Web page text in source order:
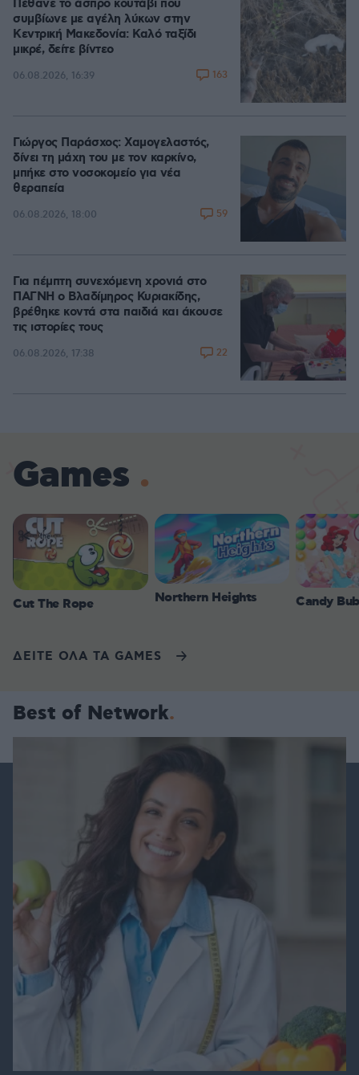
Πέθανε το άσπρο κουτάβι που
συμβίωνε με αγέλη λύκων στην
Κεντρική Μακεδονία: Καλό ταξίδι
μικρέ, δείτε βίντεο
06.08.2026, 16:39 163
Γιώργος Παράσχος: Χαμογελαστός,
δίνει τη μάχη του με τον καρκίνο,
μπήκε στο νοσοκομείο για νέα
θεραπεία
06.08.2026, 18:00 59
Για πέμπτη συνεχόμενη χρονιά στο
ΠΑΓΝΗ ο Βλαδίμηρος Κυριακίδης,
βρέθηκε κοντά στα παιδιά και άκουσε
τις ιστορίες τους
06.08.2026, 17:38 22
Games
Cut The Rope Northern Heights Candy
ΔΕΙΤΕ ΟΛΑ ΤΑ GAMES
Best of Network